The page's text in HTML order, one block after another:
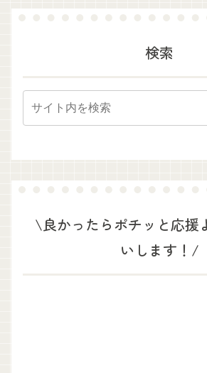
検索
\良かったらポチッと応援
いします！/